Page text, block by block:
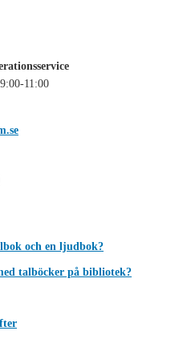
11:00
och en ljudbok?
talböcker på bibliotek?